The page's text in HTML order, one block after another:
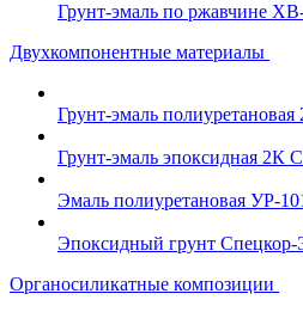
Грунт-эмаль по ржавчине
Двухкомпонентные материалы
Грунт-эмаль
Грунт-эмаль эпоксидная 2К
Эмаль полиуретановая УР-
Эпоксидный грунт
Органосиликатные композиции